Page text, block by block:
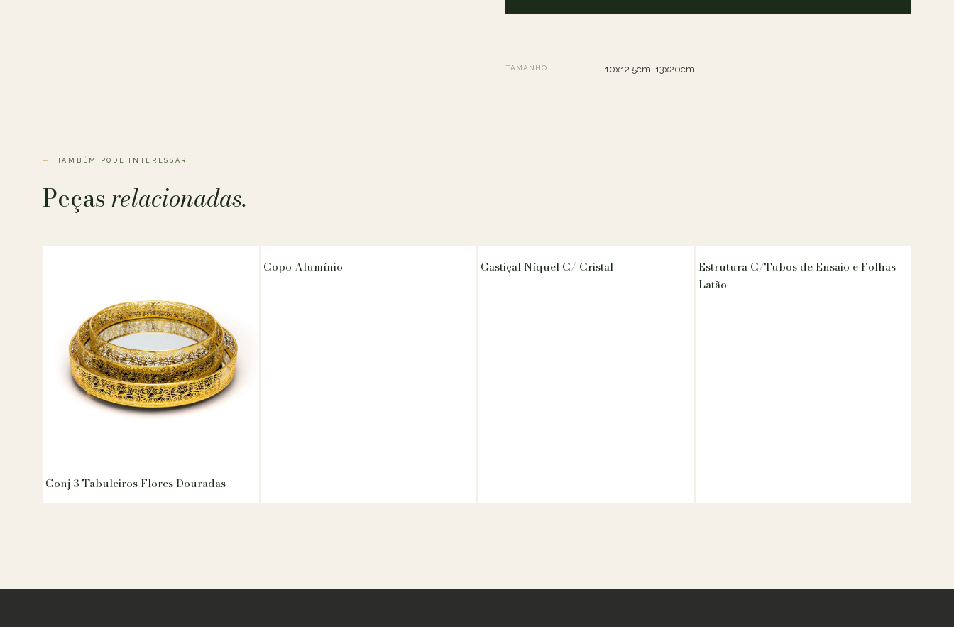
TAMANHO 10x12.5cm, 13x20cm
TAMBÉM PODE INTERESSAR
Peçasrelacionadas.
Conj 3 Tabuleiros Flores Douradas
Copo Alumínio Castiçal Níquel C/ Cristal
Estrutura C/Tubos de Ensaio e Folhas
Latão